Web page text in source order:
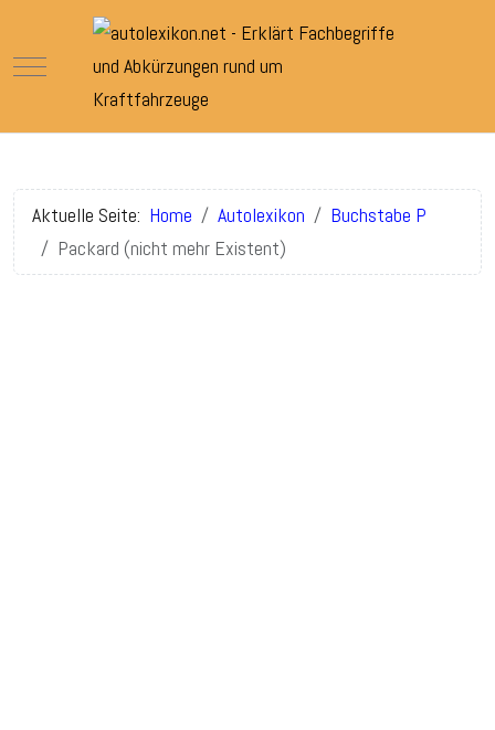
Mobile Menu Toggle
Aktuelle Seite: Home Autolexikon
Buchstabe P
Packard (nicht mehr Existent)